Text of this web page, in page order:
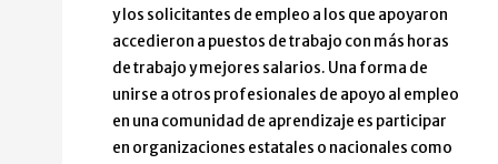
y los solicitantes de empleo a los que apoyaron
accedieron a puestos de trabajo con más horas
de trabajo y mejores salarios. Una forma de
unirse a otros profesionales de apoyo al empleo
en una comunidad de aprendizaje es participar
en organizaciones estatales o nacionales como